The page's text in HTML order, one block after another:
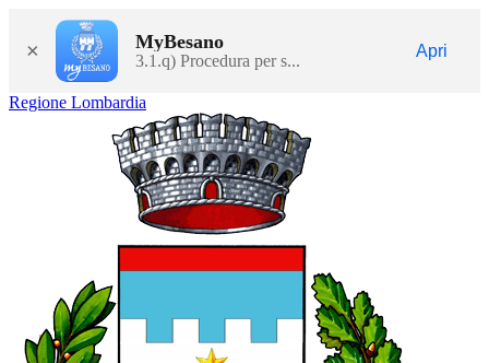
× MyBesano
3.1.q) Procedura per s...
Apri
Regione Lombardia